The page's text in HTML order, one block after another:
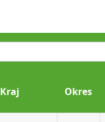
Kraj Okres